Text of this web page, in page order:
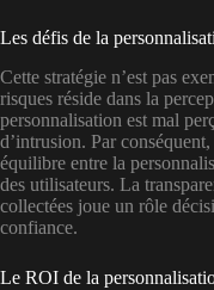
Les défis de la
Cette stratégie n’est pas
risques réside dans la
personnalisation est mal
d’intrusion. Par
équilibre entre la
des utilisateurs. La
collectées joue un rôle
confiance.
Le ROI de la